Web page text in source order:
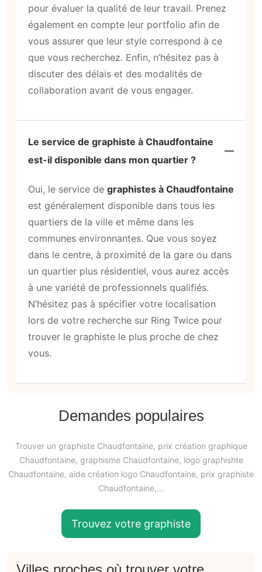
pour évaluer la qualité de leur travail. Prenez
également en compte leur portfolio afin de
vous assurer que leur style correspond à ce
que vous recherchez. Enfin, n’hésitez pas à
discuter des délais et des modalités de
collaboration avant de vous engager.
Le service de graphiste à Chaudfontaine
est-il disponible dans mon quartier ?
Oui, le service de graphistes à Chaudfontaine
est généralement disponible dans tous les
quartiers de la ville et même dans les
communes environnantes. Que vous soyez
dans le centre, à proximité de la gare ou dans
un quartier plus résidentiel, vous aurez accès
à une variété de professionnels qualifiés.
N’hésitez pas à spécifier votre localisation
lors de votre recherche sur Ring Twice pour
trouver le graphiste le plus proche de chez
vous.
Demandes populaires
Trouver un graphiste Chaudfontaine, prix création graphique
Chaudfontaine, graphisme Chaudfontaine, logo graphishte
Chaudfontaine, aide création logo Chaudfontaine, prix graphiste
Chaudfontaine,…
Trouvez votre graphiste